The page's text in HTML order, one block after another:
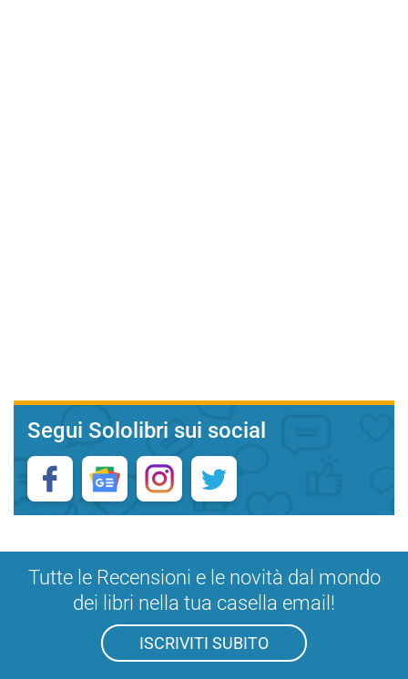
Segui Sololibri sui social
Tutte le Recensioni e le novità dal mondo
dei libri nella tua casella email!
ISCRIVITI SUBITO